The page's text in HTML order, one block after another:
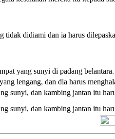
tidak didiami dan ia harus
yang sunyi di padang
lengang, dan dia harus
sunyi, dan kambing jantan itu
sunyi, dan kambing jantan itu